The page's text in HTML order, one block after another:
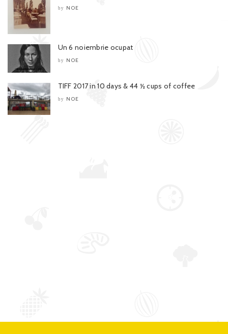
by NOE
Un 6 noiembrie ocupat
by NOE
TIFF 2017 in 10 days & 44 ½ cups of coffee
by NOE